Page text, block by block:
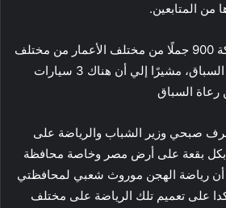
من المتابعين.
أعلن المحافظ عن مشاركة 900 جملًا من مختلف الأعمار من مختلف
المحافظات المصرية في السباق، مشيرًا إلي أن هناك 3 سيارات
رعاة السباق
صبحي وزير الشباب والرياضة على
بكل بقعة على أرض مصر وخاصة محافظة
أن رياضة الهجن موروث شعبي لمحافظتي
على تعميم تلك الرياضة على مختلف